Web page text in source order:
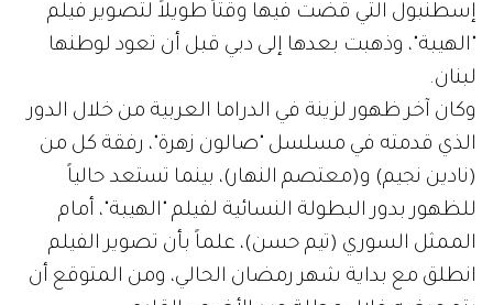
إسطنبول التي قضت فيها وقتاً طويلاً لتصوير فيلم
"الهيبة"، وذهبت بعدها إلى دبي قبل أن تعود لوطنها
لبنان.
وكان آخر ظهور لزينة في الدراما العربية من خلال الدور
الذي قدمته في مسلسل "صالون زهرة"، رفقة كل من
(نادين نجيم) و(معتصم النهار)، بينما تستعد حالياً
للظهور بدور البطولة النسائية لفيلم "الهيبة"، أمام
الممثل السوري (تيم حسن)، علماً بأن تصوير الفيلم
انطلق مع بداية شهر رمضان الحالي، ومن المتوقع أن